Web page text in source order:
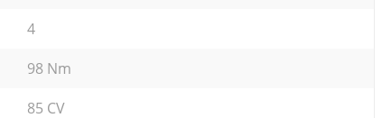
4
98 Nm
85 CV